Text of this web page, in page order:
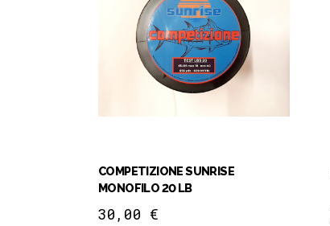
COMPETIZIONE SUNRISE
MONOFILO 20 LB
30,00 €